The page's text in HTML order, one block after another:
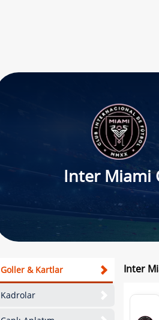
Inter Miami
Goller & Kartlar
Kadrolar
Inter